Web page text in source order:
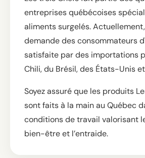
entreprises québécoises
aliments surgelés.
demande des consommateurs
satisfaite par des importations
Chili, du Brésil, des États-Unis
Soyez assuré que les produits
sont faits à la main au Québec
conditions de travail valorisant
bien-être et l’entraide.